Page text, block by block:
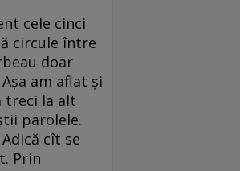
cele cinci
circule între
doar
am aflat și
treci la alt
parolele.
cît se
Prin